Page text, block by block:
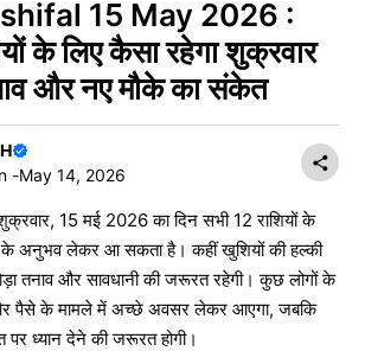
15 May 2026 :
के लिए कैसा रहेगा शुक्रवार
और नए मौके का संकेत
-May 14, 2026
15 मई 2026 का दिन सभी 12 राशियों के
अनुभव लेकर आ सकता है। कहीं खुशियों की हल्की
तनाव और सावधानी की जरूरत रहेगी। कुछ लोगों के
पैसे के मामले में अच्छे अवसर लेकर आएगा, जबकि
ध्यान देने की जरूरत होगी।